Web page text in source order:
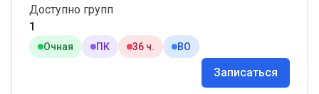
Доступно групп
1
Очная ПК 36 ч. ВО
Записаться